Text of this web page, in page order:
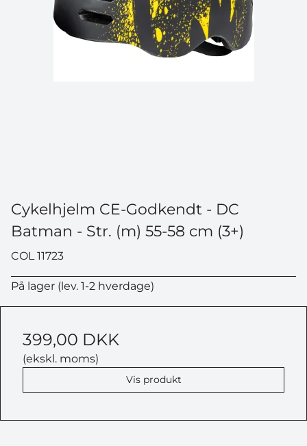
Cykelhjelm CE-Godkendt - DC
Batman - Str. (m) 55-58 cm (3+)
COL 11723
På lager (lev. 1-2 hverdage)
399,00 DKK
(ekskl. moms)
Vis produkt